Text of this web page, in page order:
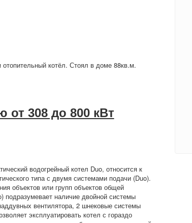
котёл. Стоял в доме 88кв.м.
308 до 800 кВт
водогрейный котел Duo, относится к
типа с двумя системами подачи (Duo).
объектов или групп объектов общей
наличие двойной системы
вентилятора, 2 шнековые системы
эксплуатировать котел с гораздо